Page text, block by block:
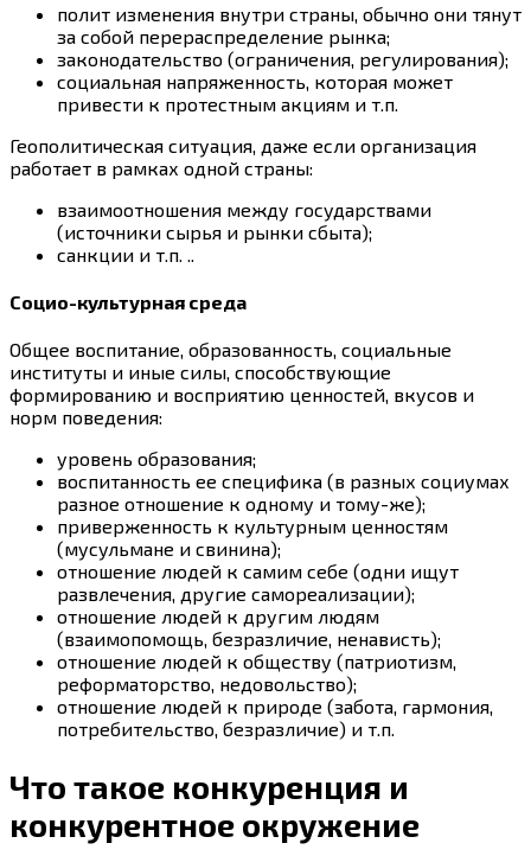
полит изменения внутри страны, обычно они тянут
за собой перераспределение рынка;
законодательство (ограничения, регулирования);
социальная напряженность, которая может
привести к протестным акциям и т.п.
Геополитическая ситуация, даже если организация
работает в рамках одной страны:
взаимоотношения между государствами
(источники сырья и рынки сбыта);
санкции и т.п. ..
Социо-культурная среда
Общее воспитание, образованность, социальные
институты и иные силы, способствующие
формированию и восприятию ценностей, вкусов и
норм поведения:
уровень образования;
воспитанность ее специфика (в разных социумах
разное отношение к одному и тому-же);
приверженность к культурным ценностям
(мусульмане и свинина);
отношение людей к самим себе (одни ищут
развлечения, другие самореализации);
отношение людей к другим людям
(взаимопомощь, безразличие, ненависть);
отношение людей к обществу (патриотизм,
реформаторство, недовольство);
отношение людей к природе (забота, гармония,
потребительство, безразличие) и т.п.
Что такое конкуренция и
конкурентное окружение